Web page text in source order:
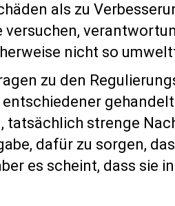
als zu
nicht so
zu den
tatsächlich strenge
dafür zu sorgen,
es scheint, dass sie